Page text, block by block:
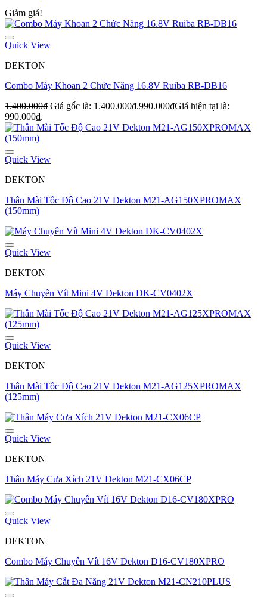
Giảm giá!
Quick View
DEKTON
Combo Máy Khoan 2 Chức Năng 16.8V Ruiba RB-DB16
1.400.000₫ Giá gốc là: 1.400.000₫.990.000₫Giá hiện tại là:
990.000₫.
Quick View
DEKTON
Thân Mài Tốc Độ Cao 21V Dekton M21-AG150XPROMAX
(150mm)
Quick View
DEKTON
Máy Chuyên Vít Mini 4V Dekton DK-CV0402X
Quick View
DEKTON
Thân Mài Tốc Độ Cao 21V Dekton M21-AG125XPROMAX
(125mm)
Quick View
DEKTON
Thân Máy Cưa Xích 21V Dekton M21-CX06CP
Quick View
DEKTON
Combo Máy Chuyên Vít 16V Dekton D16-CV180XPRO